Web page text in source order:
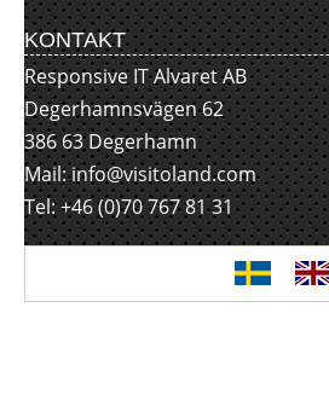
KONTAKT
Responsive IT Alvaret AB
Degerhamnsvägen 62
386 63 Degerhamn
Mail:info@visitoland.com
Tel: +46 (0)70 767 81 31